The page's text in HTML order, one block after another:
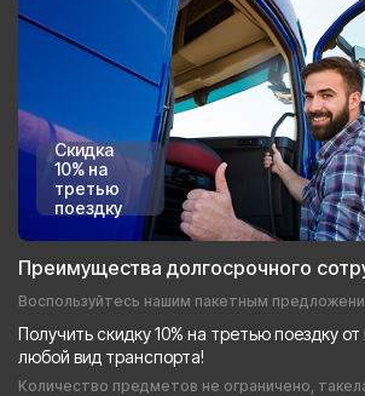
Скидка
10% на
третью
поездку
Преимущества долгосрочного
Воспользуйтесь нашим пакетным
Получить скидку 10% на третью поездку
любой вид транспорта!
Количество предметов не ограничено,